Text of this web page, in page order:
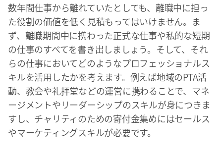
数年間仕事から離れていたとしても、離職中に担っ
た役割の価値を低く見積もってはいけません。ま
ず、離職期間中に携わった正式な仕事や私的な短期
の仕事のすべてを書き出しましょう。そして、それ
らの仕事においてどのようなプロフェッショナルス
キルを活用したかを考えます。例えば地域のPTA活
動、教会や礼拝堂などの運営に携わることで、マネ
ージメントやリーダーシップのスキルが身につきま
すし、チャリティのための寄付金集めにはセールス
やマーケティングスキルが必要です。